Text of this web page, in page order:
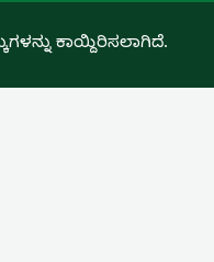
ಕಾಯ್ದಿರಿಸಲಾಗಿದೆ.